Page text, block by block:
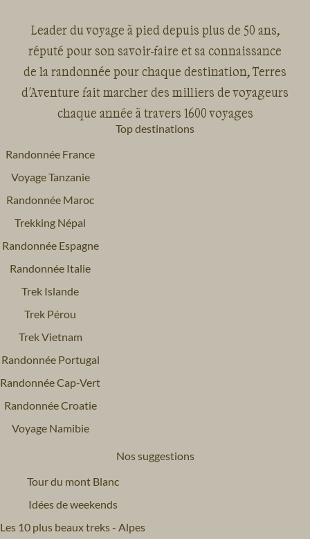
Leader du voyage à pied depuis plus de 50 ans,
réputé pour son savoir-faire et sa connaissance
de la randonnée pour chaque destination, Terres
d'Aventure fait marcher des milliers de voyageurs
chaque année à travers 1600 voyages
Top destinations
Randonnée France
Voyage Tanzanie
Randonnée Maroc
Trekking Népal
Randonnée Espagne
Randonnée Italie
Trek Islande
Trek Pérou
Trek Vietnam
Randonnée Portugal
Randonnée Cap-Vert
Randonnée Croatie
Voyage Namibie
Nos suggestions
Tour du mont Blanc
Idées de weekends
Les 10 plus beaux treks - Alpes